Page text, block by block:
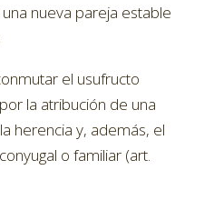
nueva pareja estable
el usufructo
la atribución de una
herencia y, además, el
o familiar (art.